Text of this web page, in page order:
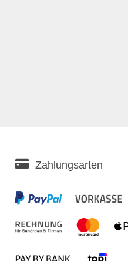
Zahlungsarten